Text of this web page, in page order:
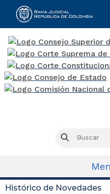
Buscar
Histórico de Novedades